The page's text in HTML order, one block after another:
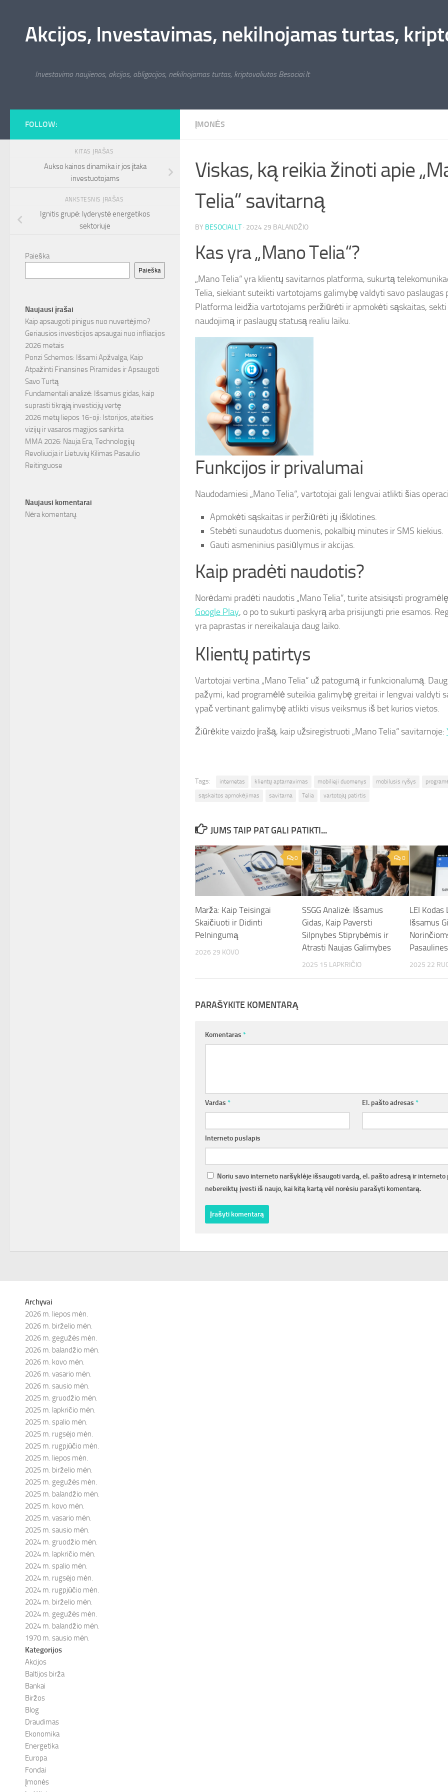
Akcijos, Investavimas, nekilnojamas turtas,
Investavimo naujienos, akcijos, obligacijos, nekilnojamas turtas, kriptovaliutos Besociai.lt
ĮMONĖS
Viskas, ką reikia žinoti apie
Telia“ savitarną
BY BESOCIAI.LT · 2024 29 BALANDŽIO
Kas yra „Mano Telia“?
„Mano Telia“ yra klientų savitarnos platforma, sukurtą
Telia, siekiant suteikti vartotojams galimybę valdyti savo paslaugas
Platforma leidžia vartotojams peržiūrėti ir apmokėti sąskaitas,
naudojimą ir paslaugų statusą realiu laiku.
Funkcijos ir privalumai
Naudodamiesi „Mano Telia“, vartotojai gali lengvai atlikti šias
Apmokėti sąskaitas ir peržiūrėti jų išklotines.
Stebėti sunaudotus duomenis, pokalbių minutes ir SMS kiekius.
Gauti asmeninius pasiūlymus ir akcijas.
Kaip pradėti naudotis?
Norėdami pradėti naudotis „Mano Telia“, turite atsisiųsti
Google Play, o po to sukurti paskyrą arba prisijungti prie esamos.
yra paprastas ir nereikalauja daug laiko.
Klientų patirtys
Vartotojai vertina „Mano Telia“ už patogumą ir funkcionalumą.
pažymi, kad programėlė suteikia galimybę greitai ir lengvai valdyti
ypač vertinant galimybę atlikti visus veiksmus iš bet kurios vietos.
Žiūrėkite vaizdo įrašą, kaip užsiregistruoti „Mano Telia“ savitarnoje:
Tags: internetas klientų aptarnavimas mobilieji duomenys mobilusis ryšys
sąskaitos apmokėjimas
savitarna Telia vartotojų patirtis
JUMS TAIP PAT GALI PATIKTI...
0
Marža: Kaip Teisingai
Skaičiuoti ir Didinti
Pelningumą
2026 29 KOVO
0
SSGG Analizė: Išsamus
Gidas, Kaip Paversti
Silpnybes Stiprybėmis ir
Atrasti Naujas Galimybes
2025 15 LAPKRIČIO
LEI Kodas
Išsamus
2025 22
PARAŠYKITE KOMENTARĄ
Komentaras *
Vardas * El. pašto adresas*
Interneto puslapis
Noriu savo interneto naršyklėje išsaugoti vardą, el. pašto adresą ir interneto
nebereiktų įvesti iš naujo, kai kitą kartą vėl norėsiu parašyti komentarą.
FOLLOW:
KITAS ĮRAŠAS
Aukso kainos dinamika ir jos įtaka
investuotojams
ANKSTESNIS ĮRAŠAS
Ignitis grupė: lyderystė energetikos
sektoriuje
Paieška
Paieška
Naujausi įrašai
Kaip apsaugoti pinigus nuo nuvertėjimo?
Geriausios investicijos apsaugai nuo infliacijos
2026 metais
Ponzi Schemos: Išsami Apžvalga, Kaip
Atpažinti Finansines Piramides ir Apsaugoti
Savo Turtą
Fundamentali analizė: Išsamus gidas, kaip
suprasti tikrąją investicijų vertę
2026 metų liepos 16-oji: Istorijos, ateities
vizijų ir vasaros magijos sankirta
MMA 2026: Nauja Era, Technologijų
Revoliucija ir Lietuvių Kilimas Pasaulio
Reitinguose
Naujausi komentarai
Nėra komentarų.
Archyvai
2026 m. liepos mėn.
2026 m. birželio mėn.
2026 m. gegužės mėn.
2026 m. balandžio mėn.
2026 m. kovo mėn.
2026 m. vasario mėn.
2026 m. sausio mėn.
2025 m. gruodžio mėn.
2025 m. lapkričio mėn.
2025 m. spalio mėn.
2025 m. rugsėjo mėn.
2025 m. rugpjūčio mėn.
2025 m. liepos mėn.
2025 m. birželio mėn.
2025 m. gegužės mėn.
2025 m. balandžio mėn.
2025 m. kovo mėn.
2025 m. vasario mėn.
2025 m. sausio mėn.
2024 m. gruodžio mėn.
2024 m. lapkričio mėn.
2024 m. spalio mėn.
2024 m. rugsėjo mėn.
2024 m. rugpjūčio mėn.
2024 m. birželio mėn.
2024 m. gegužės mėn.
2024 m. balandžio mėn.
1970 m. sausio mėn.
Kategorijos
Akcijos
Baltijos birža
Bankai
Biržos
Blog
Draudimas
Ekonomika
Energetika
Europa
Fondai
Įmonės